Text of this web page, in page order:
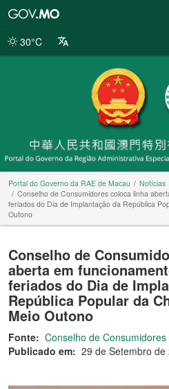
da
30°C
Portal do Governo da RAE de Macau
Notícias
Conselho de Consumidores coloca linha
feriados do Dia de Implantação da República
Outono
Conselho de
aberta em
feriados do Dia de
República Popular da
Meio Outono
Fonte: Conselho de Consumidores
Publicado em: 29 de Setembro